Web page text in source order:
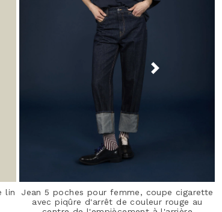
lin
Jean 5 poches pour femme, coupe cigarette
avec piqûre d'arrêt de couleur rouge au